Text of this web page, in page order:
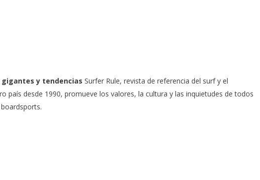
y tendencias Surfer Rule, revista de referencia del surf y el
país desde 1990, promueve los valores, la cultura y las inquietudes de todos